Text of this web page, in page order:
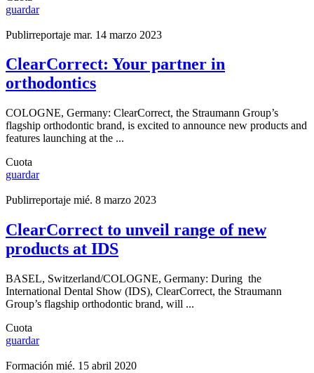
guardar
Publirreportaje mar. 14 marzo 2023
ClearCorrect: Your partner in
orthodontics
COLOGNE, Germany: ClearCorrect, the Straumann Group’s
flagship orthodontic brand, is excited to announce new products and
features launching at the ...
Cuota
guardar
Publirreportaje mié. 8 marzo 2023
ClearCorrect to unveil range of new
products at IDS
BASEL, Switzerland/COLOGNE, Germany: During the
International Dental Show (IDS), ClearCorrect, the Straumann
Group’s flagship orthodontic brand, will ...
Cuota
guardar
Formación mié. 15 abril 2020